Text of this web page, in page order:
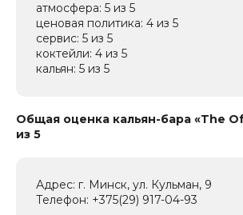
атмосфера: 5 из 5
ценовая политика: 4 из 5
сервис: 5 из 5
коктейли: 4 из 5
кальян: 5 из 5
Общая оценка кальян-бара «The
из 5
Адрес: г. Минск, ул. Кульман, 9
Телефон: +375(29) 917-04-93